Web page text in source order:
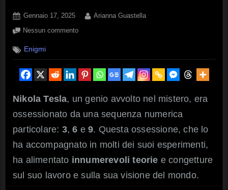
Posted
on
Gennaio 17, 2025 By
Arianna Guastella
Nessun commentosu
il
segreto
dietro
numeri
3,
6
9
Enigmi
Nikola Tesla, un genio avvolto nel mistero, era
ossessionato da una sequenza numerica
particolare: 3, 6 e9. Questa ossessione, che lo
ha accompagnato in molti dei suoi esperimenti,
ha alimentato innumerevoli teorie e congetture
sul suo lavoro e sulla sua visione del mondo.